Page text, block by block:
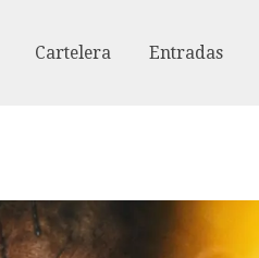
Cartelera Entradas